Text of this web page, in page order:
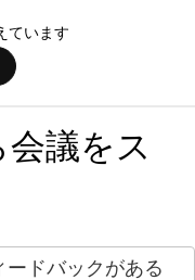
ています
議をス
ードバックがある